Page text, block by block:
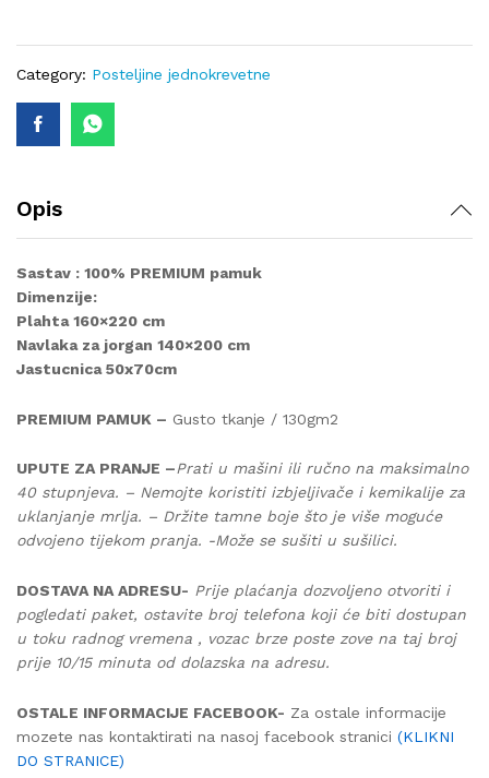
quantity
Category: Posteljine jednokrevetne
Opis
Sastav : 100% PREMIUM pamuk
Dimenzije:
Plahta 160×220 cm
Navlaka za jorgan 140×200 cm
Jastucnica 50x70cm
PREMIUM PAMUK – Gusto tkanje / 130gm2
UPUTE ZA PRANJE –Prati u mašini ili ručno na maksimalno
40 stupnjeva. – Nemojte koristiti izbjeljivače i kemikalije za
uklanjanje mrlja. – Držite tamne boje što je više moguće
odvojeno tijekom pranja. -Može se sušiti u sušilici.
DOSTAVA NA ADRESU- Prije plaćanja dozvoljeno otvoriti i
pogledati paket, ostavite broj telefona koji će biti dostupan
u toku radnog vremena , vozac brze poste zove na taj broj
prije 10/15 minuta od dolazska na adresu.
OSTALE INFORMACIJE FACEBOOK- Za ostale informacije
mozete nas kontaktirati na nasoj facebook stranici (KLIKNI
DO STRANICE)